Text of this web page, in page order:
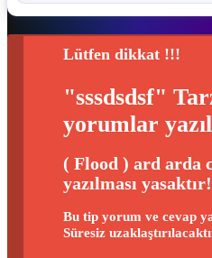
Lütfen dikkat !!!
"sssdsdsf"
yorumlar
( Flood ) ard arda
yazılması yasaktır!
Bu tip yorum ve cevap
Süresiz